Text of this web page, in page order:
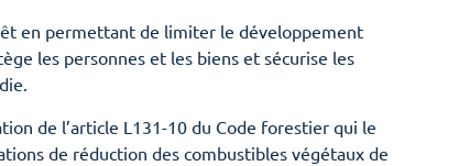
en permettant de limiter le développement
les personnes et les biens et sécurise les
de l’article L131-10 du Code forestier qui le
de réduction des combustibles végétaux de